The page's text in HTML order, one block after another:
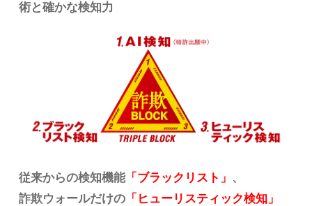
術と確かな検知力
従来からの検知機能「ブラックリスト」 、
詐欺ウォールだけの 「ヒューリスティック検知」